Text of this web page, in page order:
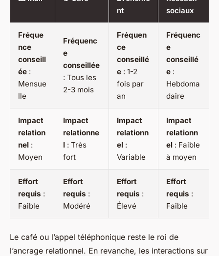
nt
sociaux
Fréque
nce
conseill
ée :
Mensue
lle
Fréquenc
e
conseillée
: Tous les
2-3 mois
Fréquen
ce
conseillé
e : 1-2
fois par
an
Fréquenc
e
conseillé
e :
Hebdoma
daire
Impact
relation
nel :
Moyen
Impact
relationne
l : Très
fort
Impact
relationn
el :
Variable
Impact
relationn
el : Faible
à moyen
Effort
requis :
Faible
Effort
requis :
Modéré
Effort
requis :
Élevé
Effort
requis :
Faible
Le café ou l’appel téléphonique reste le roi de
l’ancrage relationnel. En revanche, les interactions sur